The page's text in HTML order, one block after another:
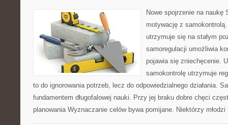
Nowe spojrzenie na naukę
motywację z
utrzymuje się na stałym
samoregulacji umożliwia
pojawia się zniechęcenie.
samokontrolę utrzymuje
to do ignorowania potrzeb, lecz do odpowiedzialnego działania.
fundamentem długofalowej nauki. Przy jej braku dobre chęci
planowania Wyznaczanie celów bywa pomijane. Niektórzy